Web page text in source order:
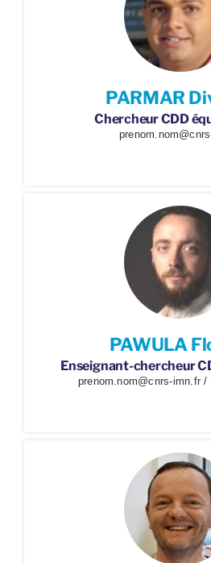
PARMAR
Chercheur CDD
PAWULA
Enseignant-chercheur
prenom.nom@cnrs-imn.fr /